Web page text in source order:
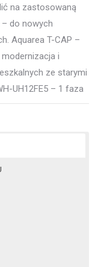
na zastosowaną
do nowych
Aquarea T-CAP –
i
ze starymi
UH12FE5 – 1 faza